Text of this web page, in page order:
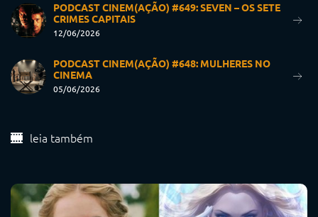
PODCAST CINEM(AÇÃO) #649: SEVEN – OS SETE
CRIMES CAPITAIS
12/06/2026
PODCAST CINEM(AÇÃO) #648: MULHERES NO
CINEMA
05/06/2026
leia também